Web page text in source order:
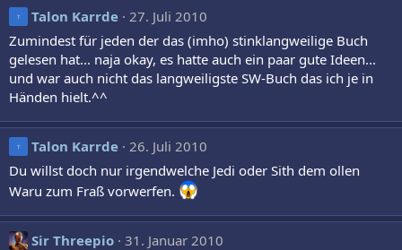
T Talon Karrde 27. Juli 2010
Zumindest für jeden der das (imho) stinklangweilige Buch
gelesen hat... naja okay, es hatte auch ein paar gute Ideen...
und war auch nicht das langweiligste SW-Buch das ich je in
Händen hielt.^^
T Talon Karrde 26. Juli 2010
Du willst doch nur irgendwelche Jedi oder Sith dem ollen
Waru zum Fraß vorwerfen.
Sir Threepio 31. Januar 2010